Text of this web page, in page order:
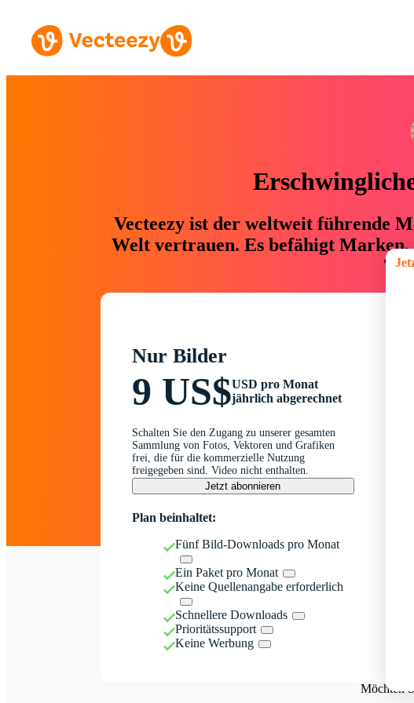
Vecteezy ist der weltweit führende
Welt vertrauen. Es befähigt
76
Nur Bilder
9 US$USD pro Monat
jährlich abgerechnet
Schalten Sie den Zugang zu unserer gesamten
Sammlung von Fotos, Vektoren und Grafiken
frei, die für die kommerzielle Nutzung
freigegeben sind. Video nicht enthalten.
Jetzt abonnieren
Plan beinhaltet:
Fünf Bild-Downloads pro Monat
Ein Paket pro Monat
Keine Quellenangabe erforderlich
Schnellere Downloads
Prioritätssupport
Keine Werbung
Jetzt
Möchten